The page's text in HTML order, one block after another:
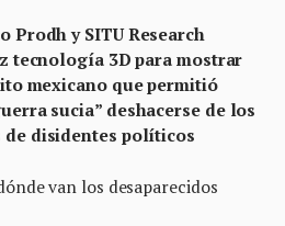
Prodh y SITU Research
tecnología 3D para mostrar
mexicano que permitió
sucia” deshacerse de los
de disidentes políticos
van los desaparecidos